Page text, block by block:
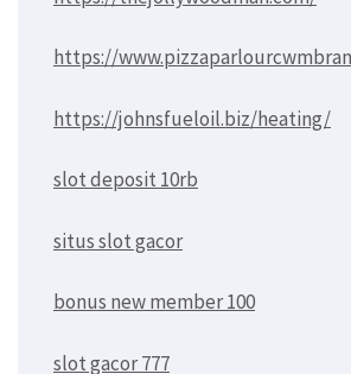
https://
https://johnsfueloil.biz/heating/
slot deposit 10rb
situs slot gacor
bonus new member 100
slot gacor 777